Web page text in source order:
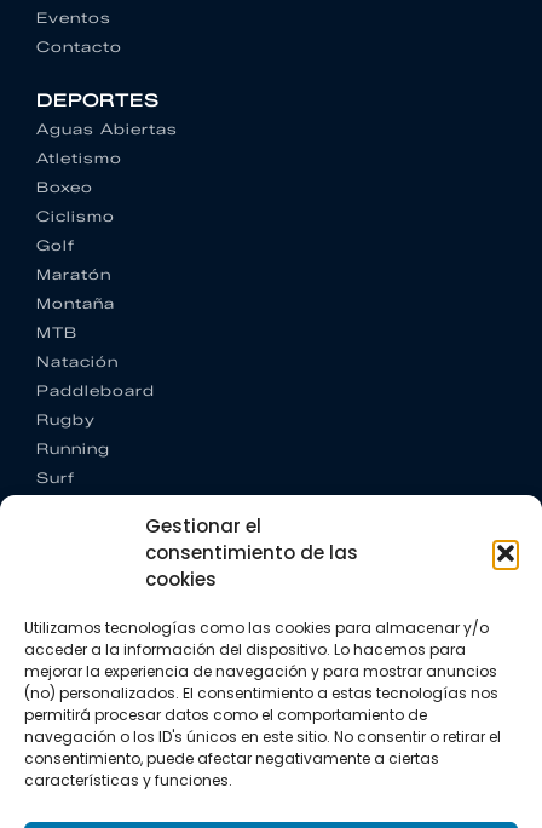
Gestionar el
consentimiento de las
cookies
Utilizamos tecnologías como las cookies para almacenar y/o
acceder a la información del dispositivo. Lo hacemos para
mejorar la experiencia de navegación y para mostrar anuncios
(no) personalizados. El consentimiento a estas tecnologías nos
permitirá procesar datos como el comportamiento de
navegación o los ID's únicos en este sitio. No consentir o retirar el
consentimiento, puede afectar negativamente a ciertas
características y funciones.
Eventos
Contacto
DEPORTES
Aguas Abiertas
Atletismo
Boxeo
Ciclismo
Golf
Maratón
Montaña
MTB
Natación
Paddleboard
Rugby
Running
Surf
CONTACTO
+34 662 342 177
info@vkssport.com
SÍGUENOS